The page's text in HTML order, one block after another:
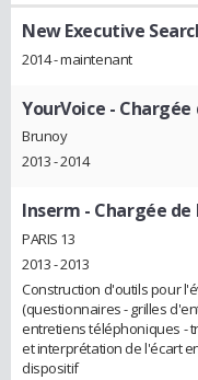
New Executive
2014 - maintenant
YourVoice - Chargée
Brunoy
2013 - 2014
Inserm - Chargée de
PARIS 13
2013 - 2013
Construction d'outils pour
(questionnaires - grilles
entretiens téléphoniques -
et interprétation de l'écart
dispositif